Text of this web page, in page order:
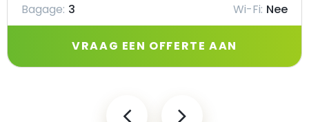
Bagage: 3 Wi-Fi: Nee
VRAAG EEN OFFERTE AAN